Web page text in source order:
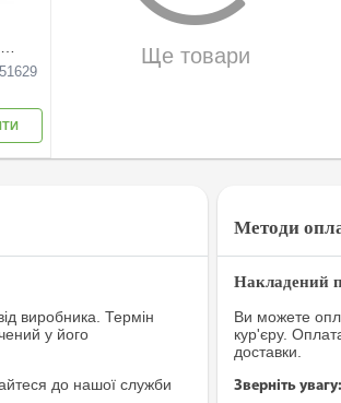
Ще товари
виробника. Термін
у його
до нашої служби
Методи
Накладений
Ви можете
кур'єру.
доставки.
Зверніть увагу: